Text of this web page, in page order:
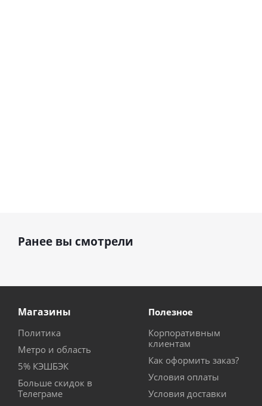
Ранее вы смотрели
Магазины
Политика
Метро и область
5% КЭШБЭК
Больше скидок в
Телеграме
Полезное
Корпоративным
клиентам
Как оформить заказ?
Условия оплаты
Условия доставки